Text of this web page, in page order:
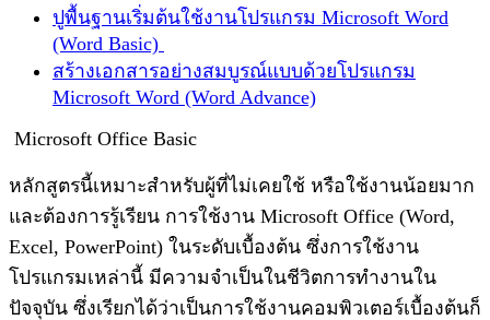
ปูพื้นฐานเริ่มต้นใช้งานโปรแกรม Microsoft Word
(Word Basic)
สร้างเอกสารอย่างสมบูรณ์แบบด้วยโปรแกรม
Microsoft Word (Word Advance)
Microsoft Office Basic
หลักสูตรนี้เหมาะสำหรับผู้ที่ไม่เคยใช้ หรือใช้งานน้อยมาก
และต้องการรู้เรียน การใช้งาน Microsoft Office (Word,
Excel, PowerPoint) ในระดับเบื้องต้น ซึ่งการใช้งาน
โปรแกรมเหล่านี้ มีความจำเป็นในชีวิตการทำงานใน
ปัจจุบัน ซึ่งเรียกได้ว่าเป็นการใช้งานคอมพิวเตอร์เบื้องต้นก็